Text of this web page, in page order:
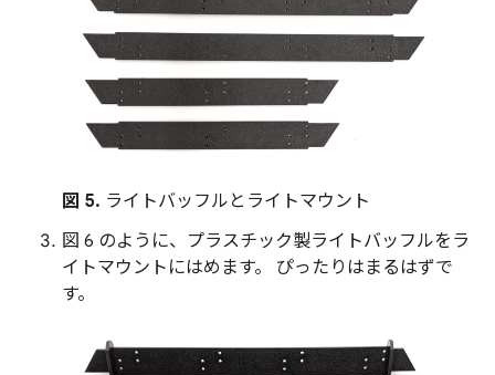
図 5. ライトバッフルとライトマウント
図 6 のように、プラスチック製ライトバッフルをラ
イトマウントにはめます。 ぴったりはまるはずで
す。